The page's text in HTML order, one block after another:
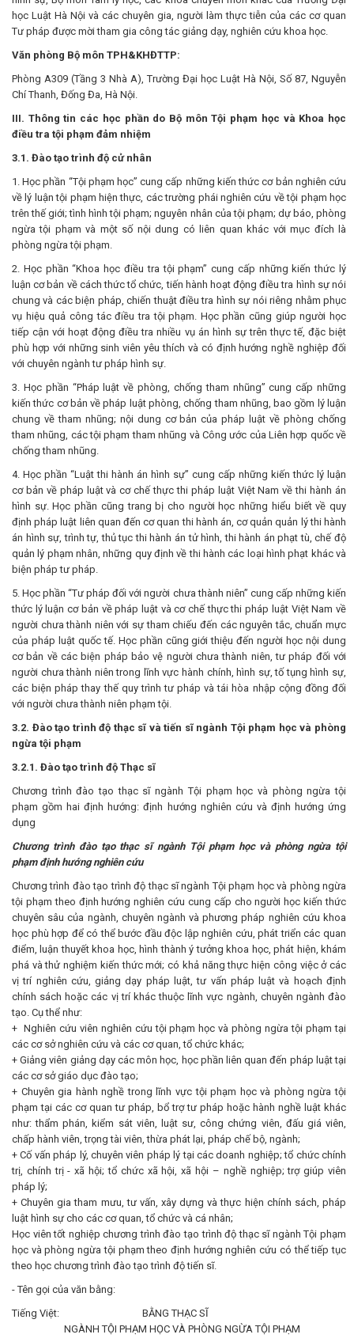
học Luật Hà Nội và các chuyên gia, người làm thực tiễn của các cơ quan
Tư pháp được mời tham gia công tác giảng dạy, nghiên cứu khoa học.
Văn phòng Bộ môn TPH&KHĐTTP:
Phòng A309 (Tầng 3 Nhà A), Trường Đại học Luật Hà Nội, Số 87, Nguyễn
Chí Thanh, Đống Đa, Hà Nội.
III. Thông tin các học phần do Bộ mônTội phạm học và Khoa học
điều tra tội phạm đảm nhiệm
3.1. Đào tạo trình độ cử nhân
1. Học phần “Tội phạm học” cung cấp những kiến thức cơ bản nghiên cứu
về lý luận tội phạm hiện thực, các trường phái nghiên cứu về tội phạm học
trên thế giới; tình hình tội phạm; nguyên nhân của tội phạm; dự báo, phòng
ngừa tội phạm và một số nội dung có liên quan khác với mục đích là
phòng ngừa tội phạm.
2. Học phần “Khoa học điều tra tội phạm” cung cấp những kiến thức lý
luận cơ bản về cách thức tổ chức, tiến hành hoạt động điều tra hình sự nói
chung và các biện pháp, chiến thuật điều tra hình sự nói riêng nhằm phục
vụ hiệu quả công tác điều tra tội phạm. Học phần cũng giúp người học
tiếp cận với hoạt động điều tra nhiều vụ án hình sự trên thực tế, đặc biệt
phù hợp với những sinh viên yêu thích và có định hướng nghề nghiệp đối
với chuyên ngành tư pháp hình sự.
3. Học phần “Pháp luật về phòng, chống tham nhũng” cung cấp những
kiến thức cơ bản về pháp luật phòng, chống tham nhũng, bao gồm lý luận
chung về tham nhũng; nội dung cơ bản của pháp luật về phòng chống
tham nhũng, các tội phạm tham nhũng và Công ước của Liên hợp quốc về
chống tham nhũng.
4. Học phần “Luật thi hành án hình sự” cung cấp những kiến thức lý luận
cơ bản về pháp luật và cơ chế thực thi pháp luật Việt Nam về thi hành án
hình sự. Học phần cũng trang bị cho người học những hiểu biết về quy
định pháp luật liên quan đến cơ quan thi hành án, cơ quản quản lý thi hành
án hình sự, trình tự, thủ tục thi hành án tử hình, thi hành án phạt tù, chế độ
quản lý phạm nhân, những quy định về thi hành các loại hình phạt khác và
biện pháp tư pháp.
5. Học phần “Tư pháp đối với người chưa thành niên” cung cấp những kiến
thức lý luận cơ bản về pháp luật và cơ chế thực thi pháp luật Việt Nam về
người chưa thành niên với sự tham chiếu đến các nguyên tắc, chuẩn mực
của pháp luật quốc tế. Học phần cũng giới thiệu đến người học nội dung
cơ bản về các biện pháp bảo vệ người chưa thành niên, tư pháp đối với
người chưa thành niên trong lĩnh vực hành chính, hình sự, tố tụng hình sự,
các biện pháp thay thế quy trình tư pháp và tái hòa nhập cộng đồng đối
với người chưa thành niên phạm tội.
3.2. Đào tạo trình độ thạc sĩ và tiến sĩ ngành Tội phạm học và phòng
ngừa tội phạm
3.2.1. Đào tạo trình độ Thạc sĩ
Chương trình đào tạo thạc sĩ ngành Tội phạm học và phòng ngừa tội
phạm gồm hai định hướng: định hướng nghiên cứu và định hướng ứng
dụng
Chương trình đào tạo thạc sĩ ngành Tội phạm học và phòng ngừa tội
phạmđịnh hướng nghiên cứu
Chương trình đào tạo trình độ thạc sĩ ngành Tội phạm học và phòng ngừa
tội phạm theo định hướng nghiên cứu cung cấp cho người học kiến thức
chuyên sâu của ngành, chuyên ngành và phương pháp nghiên cứu khoa
học phù hợp để có thể bước đầu độc lập nghiên cứu, phát triển các quan
điểm, luận thuyết khoa học, hình thành ý tưởng khoa học, phát hiện, khám
phá và thử nghiệm kiến thức mới; có khả năng thực hiện công việc ở các
vị trí nghiên cứu, giảng dạy pháp luật, tư vấn pháp luật và hoạch định
chính sách hoặc các vị trí khác thuộc lĩnh vực ngành, chuyên ngành đào
tạo. Cụ thể như:
+ Nghiên cứu viên nghiên cứu tội phạm học và phòng ngừa tội phạm tại
các cơ sở nghiên cứu và các cơ quan, tổ chức khác;
+ Giảng viên giảng dạy các môn học, học phần liên quan đến pháp luật tại
các cơ sở giáo dục đào tạo;
+ Chuyên gia hành nghề trong lĩnh vực tội phạm học và phòng ngừa tội
phạm tại các cơ quan tư pháp, bổ trợ tư pháp hoặc hành nghề luật khác
như: thẩm phán, kiểm sát viên, luật sư, công chứng viên, đấu giá viên,
chấp hành viên, trọng tài viên, thừa phát lại, pháp chế bộ, ngành;
+ Cố vấn pháp lý, chuyên viên pháp lý tại các doanh nghiệp; tổ chức chính
trị, chính trị - xã hội; tổ chức xã hội, xã hội – nghề nghiệp; trợ giúp viên
pháp lý;
+ Chuyên gia tham mưu, tư vấn, xây dựng và thực hiện chính sách, pháp
luật hình sự cho các cơ quan, tổ chức và cá nhân;
Học viên tốt nghiệp chương trình đào tạo trình độ thạc sĩ ngành Tội phạm
học và phòng ngừa tội phạm theo định hướng nghiên cứu có thể tiếp tục
theo học chương trình đào tạo trình độ tiến sĩ.
- Tên gọi của văn bằng:
Tiếng Việt: BẰNG THẠC SĨ
NGÀNH TỘI PHẠM HỌC VÀ PHÒNG NGỪA TỘI PHẠM